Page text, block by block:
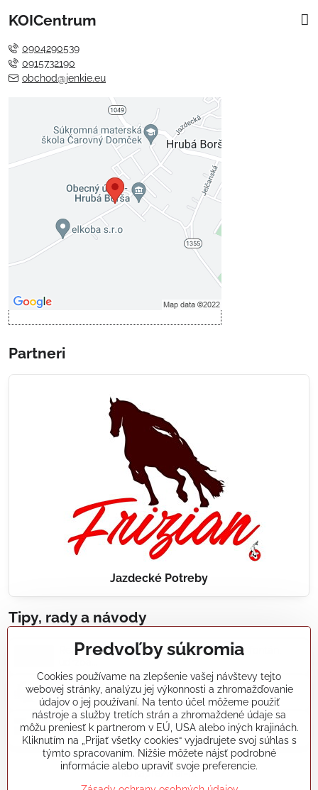
KOICentrum
0904290539
0915732190
obchod@jenkie.eu
Externý obsah je blokovaný
Voľbami súkromia
Prajete si načítať externý obsah?
Povoliť tentokrát
Povoliť a zapamätať - súhlas s
Partneri
Jazdecké Potreby
Tipy, rady a návody
Realizácie záhradných jazierok, bazénov, fontán,
Články a blogy
Rady a návody
koikapre/?ref=hl
Predvoľby súkromia
Cookies používame na zlepšenie vašej návštevy tejto
webovej stránky, analýzu jej výkonnosti a zhromažďovanie
údajov o jej používaní. Na tento účel môžeme použiť
nástroje a služby tretích strán a zhromaždené údaje sa
môžu preniesť k partnerom v EÚ, USA alebo iných krajinách.
Kliknutím na „Prijať všetky cookies“ vyjadrujete svoj súhlas s
týmto spracovaním. Nižšie môžete nájsť podrobné
informácie alebo upraviť svoje preferencie.